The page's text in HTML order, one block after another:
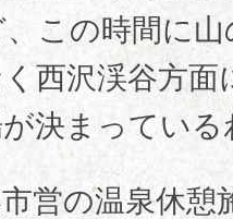
この時間に
西沢渓谷方面
決まっている
営の温泉休憩